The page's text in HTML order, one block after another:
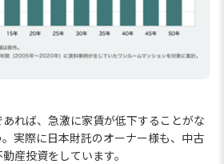
れば、急激に家賃が低下することがな
実際に日本財託のオーナー様も、中古
産投資をしています。